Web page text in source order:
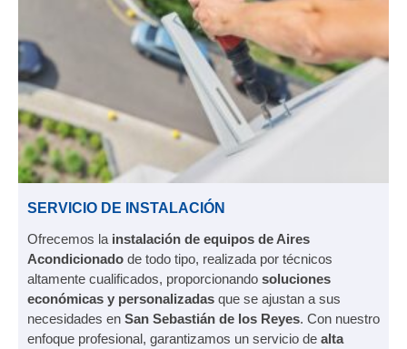
SERVICIO DE INSTALACIÓN
Ofrecemos la instalación de equipos de Aires
Acondicionado de todo tipo, realizada por técnicos
altamente cualificados, proporcionando soluciones
económicas y personalizadas que se ajustan a sus
necesidades en San Sebastián de los Reyes. Con nuestro
enfoque profesional, garantizamos un servicio de alta